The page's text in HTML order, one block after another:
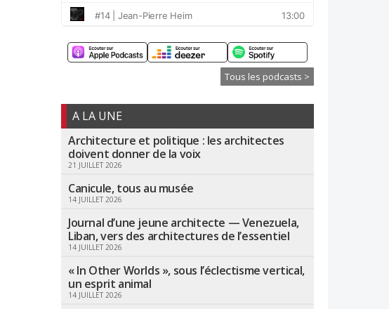
Tous les podcasts >
A LA UNE
Architecture et politique : les architectes
doivent donner de la voix
21 JUILLET 2026
Canicule, tous au musée
14 JUILLET 2026
Journal d’une jeune architecte — Venezuela,
Liban, vers des architectures de l’essentiel
14 JUILLET 2026
« In Other Worlds », sous l’éclectisme vertical,
un esprit animal
14 JUILLET 2026